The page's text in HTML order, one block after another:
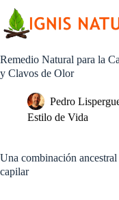
contenido
Remedio Natural para la
y Clavos de Olor
Pedro
Estilo de Vida
Una combinación
capilar